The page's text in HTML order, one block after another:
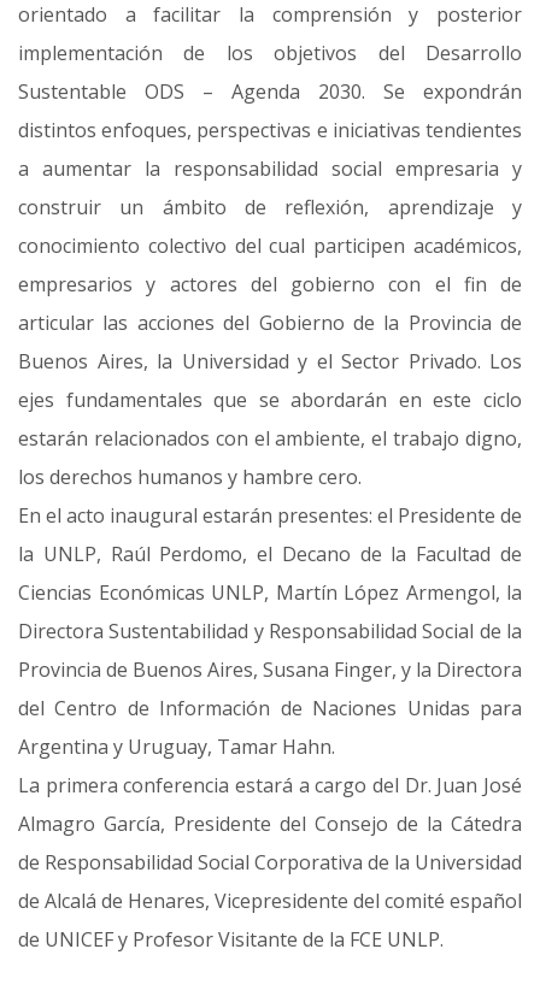
orientado a facilitar la comprensión y posterior
implementación de los objetivos del Desarrollo
Sustentable ODS – Agenda 2030. Se expondrán
distintos enfoques, perspectivas e iniciativas tendientes
a aumentar la responsabilidad social empresaria y
construir un ámbito de reflexión, aprendizaje y
conocimiento colectivo del cual participen académicos,
empresarios y actores del gobierno con el fin de
articular las acciones del Gobierno de la Provincia de
Buenos Aires, la Universidad y el Sector Privado. Los
ejes fundamentales que se abordarán en este ciclo
estarán relacionados con el ambiente, el trabajo digno,
los derechos humanos y hambre cero.
En el acto inaugural estarán presentes: el Presidente de
la UNLP, Raúl Perdomo, el Decano de la Facultad de
Ciencias Económicas UNLP, Martín López Armengol, la
Directora Sustentabilidad y Responsabilidad Social de la
Provincia de Buenos Aires, Susana Finger, y la Directora
del Centro de Información de Naciones Unidas para
Argentina y Uruguay, Tamar Hahn.
La primera conferencia estará a cargo del Dr. Juan José
Almagro García, Presidente del Consejo de la Cátedra
de Responsabilidad Social Corporativa de la Universidad
de Alcalá de Henares, Vicepresidente del comité español
de UNICEF y Profesor Visitante de la FCE UNLP.